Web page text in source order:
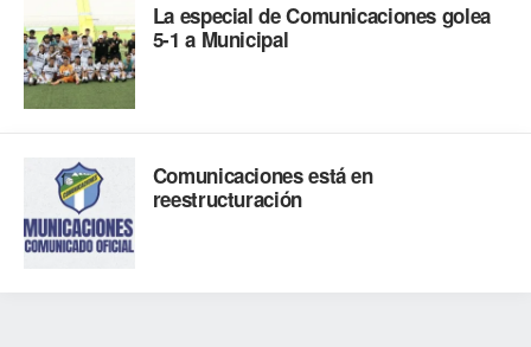
La especial de Comunicaciones golea
5-1 a Municipal
Comunicaciones está en
reestructuración